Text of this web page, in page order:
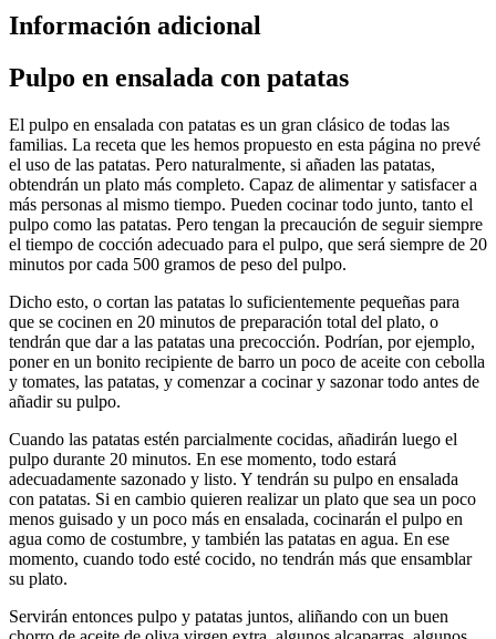
Información adicional
Pulpo en ensalada con patatas
El pulpo en ensalada con patatas es un gran clásico de todas las
familias. La receta que les hemos propuesto en esta página no prevé
el uso de las patatas. Pero naturalmente, si añaden las patatas,
obtendrán un plato más completo. Capaz de alimentar y satisfacer a
más personas al mismo tiempo. Pueden cocinar todo junto, tanto el
pulpo como las patatas. Pero tengan la precaución de seguir siempre
el tiempo de cocción adecuado para el pulpo, que será siempre de 20
minutos por cada 500 gramos de peso del pulpo.
Dicho esto, o cortan las patatas lo suficientemente pequeñas para
que se cocinen en 20 minutos de preparación total del plato, o
tendrán que dar a las patatas una precocción. Podrían, por ejemplo,
poner en un bonito recipiente de barro un poco de aceite con cebolla
y tomates, las patatas, y comenzar a cocinar y sazonar todo antes de
añadir su pulpo.
Cuando las patatas estén parcialmente cocidas, añadirán luego el
pulpo durante 20 minutos. En ese momento, todo estará
adecuadamente sazonado y listo. Y tendrán su pulpo en ensalada
con patatas. Si en cambio quieren realizar un plato que sea un poco
menos guisado y un poco más en ensalada, cocinarán el pulpo en
agua como de costumbre, y también las patatas en agua. En ese
momento, cuando todo esté cocido, no tendrán más que ensamblar
su plato.
Servirán entonces pulpo y patatas juntos, aliñando con un buen